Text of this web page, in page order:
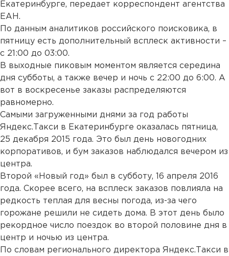
Екатеринбурге, передает корреспондент агентства
ЕАН.
По данным аналитиков российского поисковика, в
пятницу есть дополнительный всплеск активности –
с 21:00 до 03:00.
В выходные пиковым моментом является середина
дня субботы, а также вечер и ночь с 22:00 до 6:00. А
вот в воскресенье заказы распределяются
равномерно.
Самыми загруженными днями за год работы
Яндекс.Такси в Екатеринбурге оказалась пятница,
25 декабря 2015 года. Это был день новогодних
корпоративов, и бум заказов наблюдался вечером из
центра.
Второй «Новый год» был в субботу, 16 апреля 2016
года. Скорее всего, на всплеск заказов повлияла на
редкость теплая для весны погода, из-за чего
горожане решили не сидеть дома. В этот день было
рекордное число поездок во второй половине дня в
центр и ночью из центра.
По словам регионального директора Яндекс.Такси в